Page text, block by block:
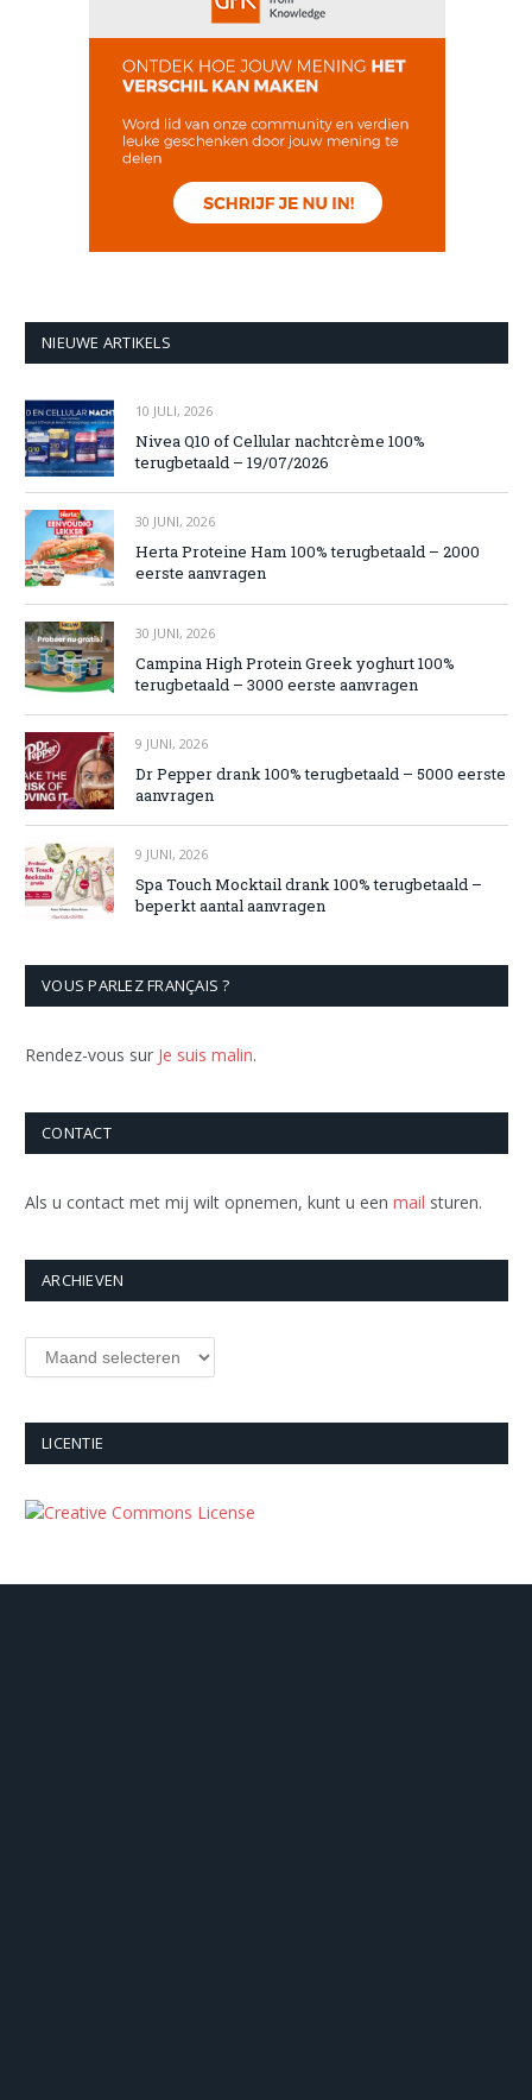
NIEUWE ARTIKELS
10 JULI, 2026
Nivea Q10 of Cellular nachtcrème 100%
terugbetaald – 19/07/2026
30 JUNI, 2026
Herta Proteine Ham 100% terugbetaald – 2000
eerste aanvragen
30 JUNI, 2026
Campina High Protein Greek yoghurt 100%
terugbetaald – 3000 eerste aanvragen
9 JUNI, 2026
Dr Pepper drank 100% terugbetaald – 5000 eerste
aanvragen
9 JUNI, 2026
Spa Touch Mocktail drank 100% terugbetaald –
beperkt aantal aanvragen
VOUS PARLEZ FRANÇAIS ?
Rendez-vous sur Je suis malin.
CONTACT
Als u contact met mij wilt opnemen, kunt u een mail sturen.
ARCHIEVEN
Archieven
LICENTIE